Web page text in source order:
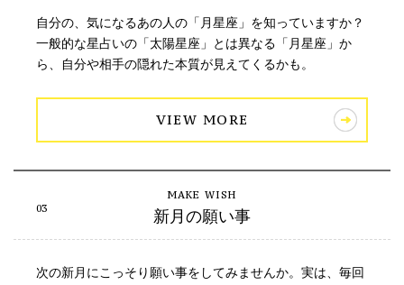
自分の、気になるあの人の「月星座」を知っていますか？
一般的な星占いの「太陽星座」とは異なる「月星座」か
ら、自分や相手の隠れた本質が見えてくるかも。
VIEW MORE
新月の願い事
次の新月にこっそり願い事をしてみませんか。実は、毎回